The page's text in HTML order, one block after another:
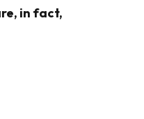
in fact,